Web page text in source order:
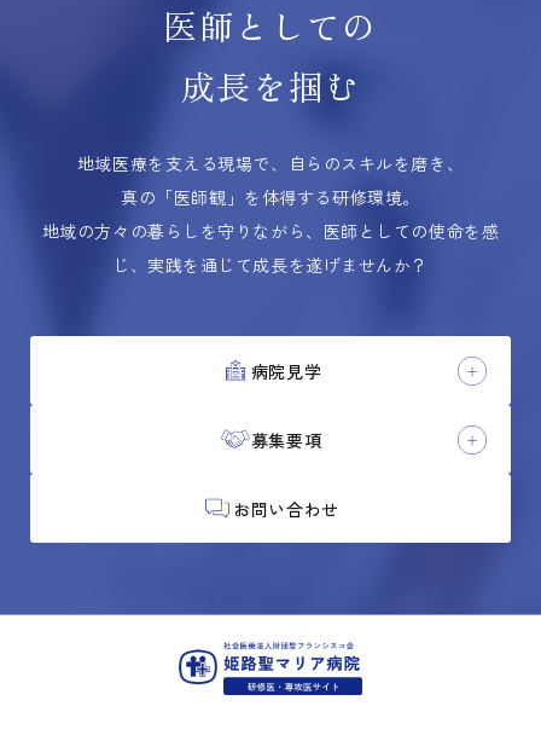
医師としての
成長を掴む
地域医療を支える現場で、自らのスキルを磨き、
真の「医師観」を体得する研修環境。
地域の方々の暮らしを守りながら、医師としての使命を感
じ、実践を通じて成長を遂げませんか？
病院見学
募集要項
お問い合わせ